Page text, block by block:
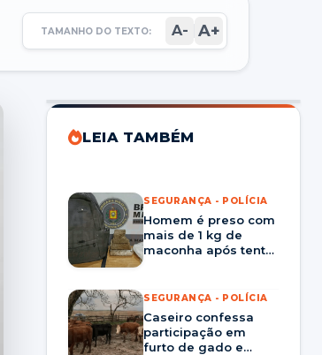
TAMANHO DO TEXTO: A- A+
LEIA TAMBÉM
SEGURANÇA - POLÍCIA
Homem é preso com
mais de 1 kg de
maconha após tentar
em Santa Maria
SEGURANÇA - POLÍCIA
Caseiro confessa
participação em
furto de gado e